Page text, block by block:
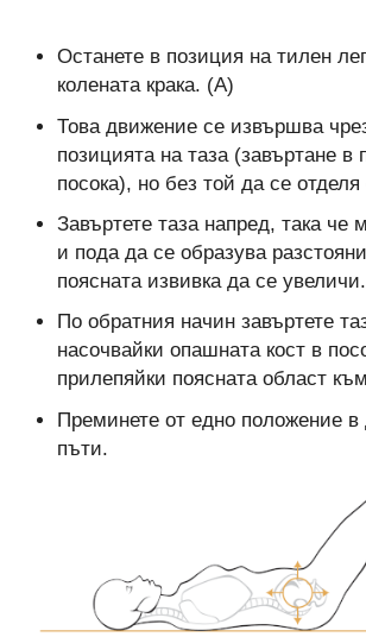
Останете в позиция на тилен
колената крака. (А)
Това движение се извършва
позицията на таза (завъртане в
посока), но без той да се отделя
Завъртете таза напред, така че
и пода да се образува
поясната извивка да се увеличи.
По обратния начин завъртете
насочвайки опашната кост в
прилепяйки поясната област
Преминете от едно положение в
пъти.